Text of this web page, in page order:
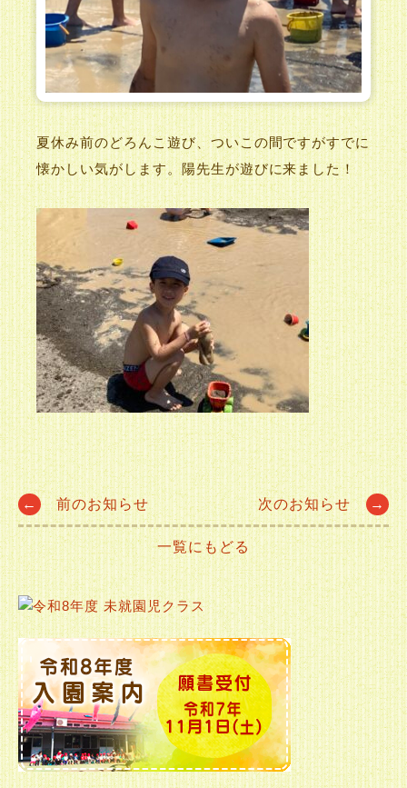
夏休み前のどろんこ遊び、ついこの間ですがすでに
懐かしい気がします。陽先生が遊びに来ました！
Post
navigation
← 前のお知らせ 次のお知らせ →
一覧にもどる